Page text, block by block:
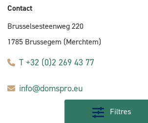
Filtres
Contact
Brusselsesteenweg 220
1785 Brussegem (Merchtem)
T +32 (0)2 269 43 77
info@domspro.eu